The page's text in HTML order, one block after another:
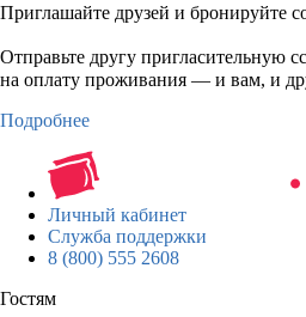
Приглашайте друзей и бронируйте
Отправьте другу пригласительную
на оплату проживания — и вам, и
Подробнее
Личный кабинет
Служба поддержки
8 (800) 555 2608
Гостям